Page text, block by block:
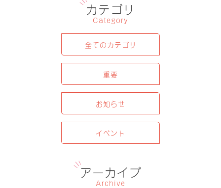
カテゴリ
Category
全てのカテゴリ
重要
お知らせ
イベント
アーカイブ
Archive